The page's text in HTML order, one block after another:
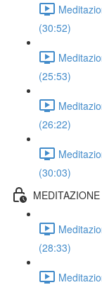
(30:52)
(25:53)
(26:22)
(30:03)
(28:33)